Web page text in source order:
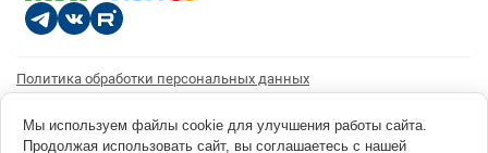
Политика обработки персональных данных
Согласие на получение рассылки
Мы используем файлы cookie для улучшения работы сайта.
Продолжая использовать сайт, вы соглашаетесь с нашей